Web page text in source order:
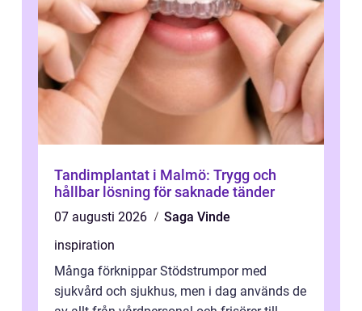
Tandimplantat i Malmö: Trygg och
hållbar lösning för saknade tänder
07 augusti 2026
Saga Vinde
inspiration
Många förknippar Stödstrumpor med
sjukvård och sjukhus, men i dag används de